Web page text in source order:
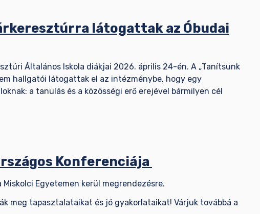
látogattak az Óbudai
Általános Iskola diákjai 2026. április 24-én. A „Tanítsunk
hallgatói látogattak el az intézménybe, hogy egy
a tanulás és a közösségi erő erejével bármilyen cél
Konferenciája
Egyetemen kerül megrendezésre.
meg tapasztalataikat és jó gyakorlataikat! Várjuk továbbá a